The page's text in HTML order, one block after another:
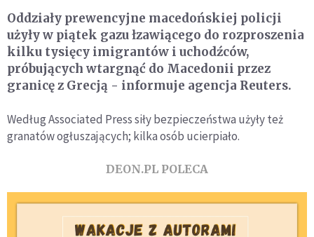
Oddziały prewencyjne macedońskiej policji
użyły w piątek gazu łzawiącego do rozproszenia
kilku tysięcy imigrantów i uchodźców,
próbujących wtargnąć do Macedonii przez
granicę z Grecją - informuje agencja Reuters.
Według Associated Press siły bezpieczeństwa użyły też
granatów ogłuszających; kilka osób ucierpiało.
DEON.PL POLECA